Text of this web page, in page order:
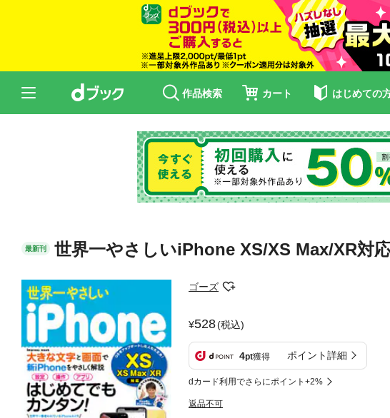
作品検索 カート はじめての
最新刊 世界一やさしいiPhone XS/XS Max/XR対
ゴーズ
528(税込)
4pt獲得 ポイント詳細
dカード利用でさらにポイント+2%
返品不可